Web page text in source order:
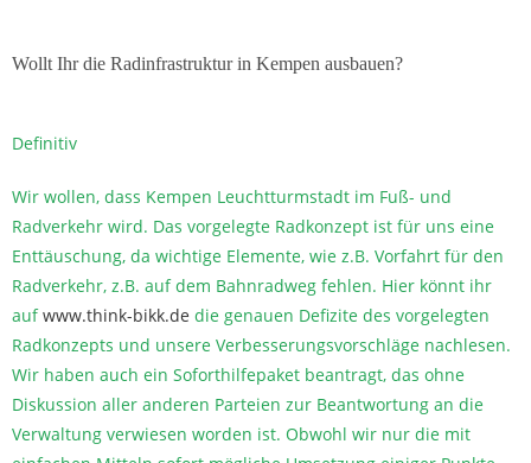
Wollt Ihr die Radinfrastruktur in Kempen ausbauen?
Definitiv
Wir wollen, dass Kempen Leuchtturmstadt im Fuß- und
Radverkehr wird. Das vorgelegte Radkonzept ist für uns eine
Enttäuschung, da wichtige Elemente, wie z.B. Vorfahrt für den
Radverkehr, z.B. auf dem Bahnradweg fehlen. Hier könnt ihr
aufwww.think-bikk.de die genauen Defizite des vorgelegten
Radkonzepts und unsere Verbesserungsvorschläge nachlesen.
Wir haben auch ein Soforthilfepaket beantragt, das ohne
Diskussion aller anderen Parteien zur Beantwortung an die
Verwaltung verwiesen worden ist. Obwohl wir nur die mit